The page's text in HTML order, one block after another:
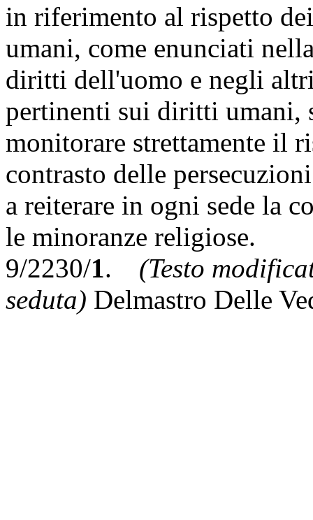
in riferimento al rispetto
umani, come enunciati
diritti dell'uomo e negli
pertinenti sui diritti umani,
monitorare strettamente il
contrasto delle
a reiterare in ogni sede la
le minoranze religiose.
9/2230/1. (Testo
seduta) Delmastro Delle